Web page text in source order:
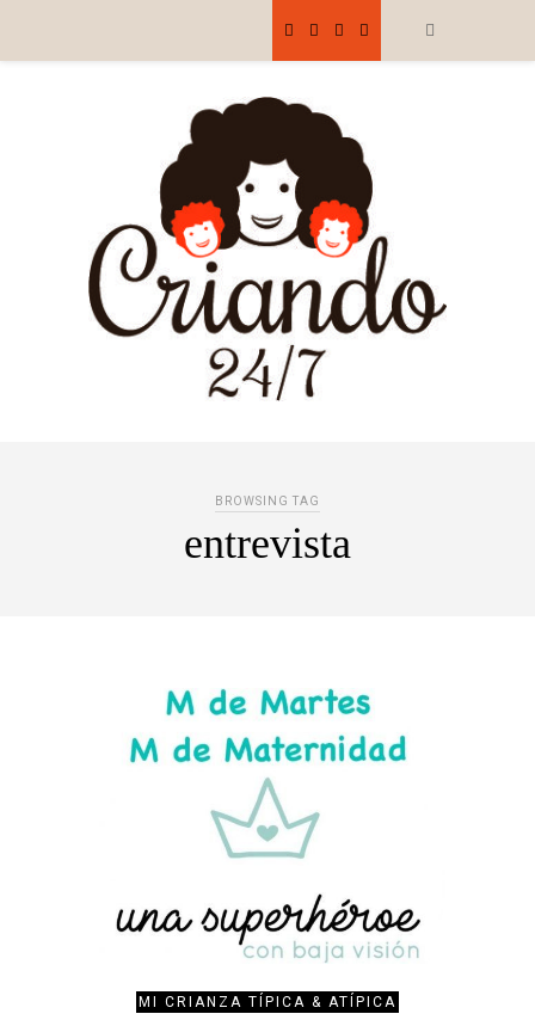
BROWSING TAG
entrevista
MI CRIANZA TÍPICA & ATÍPICA